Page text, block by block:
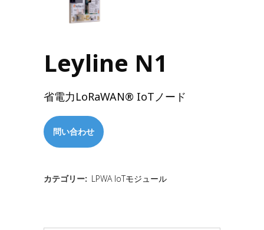
Leyline N1
省電力LoRaWAN® IoTノード
問い合わせ
カテゴリー: LPWA IoTモジュール